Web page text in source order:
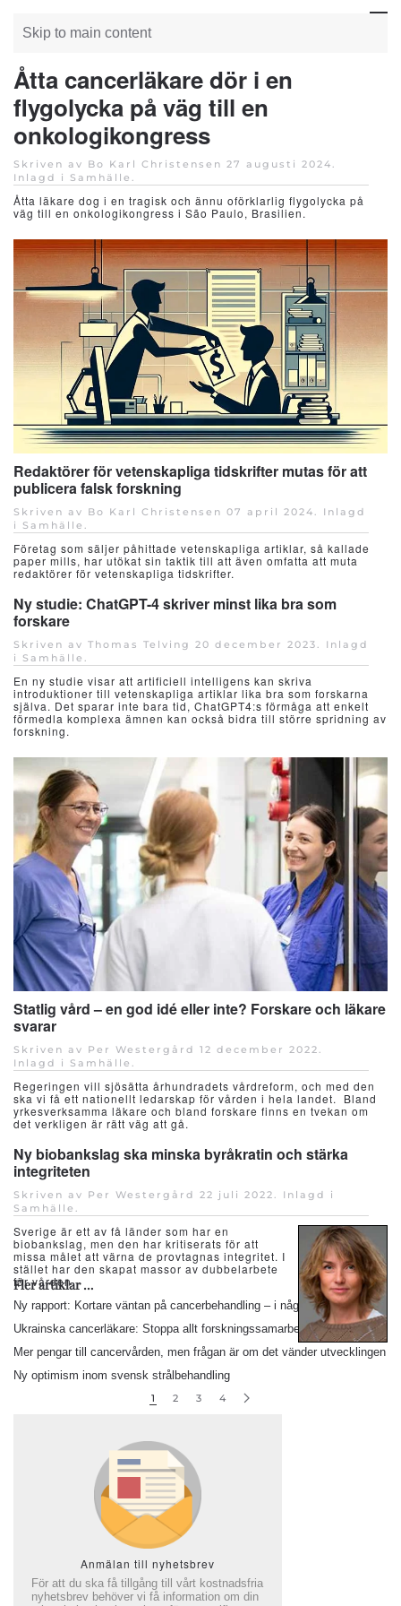
Skip to main content
Åtta cancerläkare dör i en
flygolycka på väg till en
onkologikongress
Skriven av Bo Karl Christensen 27 augusti 2024.
Inlagd i Samhälle .
Åtta läkare dog i en tragisk och ännu oförklarlig flygolycka på
väg till en onkologikongress i São Paulo, Brasilien.
Redaktörer för vetenskapliga tidskrifter mutas för att
publicera falsk forskning
Skriven av Bo Karl Christensen 07 april 2024
. Inlagd
i Samhälle
Företag som säljer påhittade vetenskapliga artiklar, så kallade
paper mills, har utökat sin taktik till att även omfatta att muta
redaktörer för vetenskapliga tidskrifter.
Ny studie: ChatGPT-4 skriver minst lika bra som
forskare
Skriven av Thomas Telving 20 december 2023
. Inlagd
i Samhälle
En ny studie visar att artificiell intelligens kan skriva
introduktioner till vetenskapliga artiklar lika bra som forskarna
själva. Det sparar inte bara tid, ChatGPT4:s förmåga att enkelt
förmedla komplexa ämnen kan också bidra till större spridning av
forskning.
Statlig vård – en god idé eller inte? Forskare och läkare
svarar
Skriven av Per Westergård 12 december 2022.
Inlagd i Samhälle .
Regeringen vill sjösätta århundradets vårdreform, och med den
ska vi få ett nationellt ledarskap för vården i hela landet. Bland
yrkesverksamma läkare och bland forskare finns en tvekan om
det verkligen är rätt väg att gå.
Ny biobankslag ska minska byråkratin och stärka
integriteten
Skriven av Per Westergård 22 juli 2022. Inlagd i
Samhälle .
Sverige är ett av få länder som har en
biobankslag, men den har kritiserats för att
missa målet att värna de provtagnas integritet. I
stället har den skapat massor av dubbelarbete
för vården.
Fler artiklar …
Ny rapport: Kortare väntan på cancerbehandling – i några regioner
Ukrainska cancerläkare: Stoppa allt forskningssamarbete med Ryssland
Mer pengar till cancervården, men frågan är om det vänder utvecklingen
Ny optimism inom svensk strålbehandling
1 2 3 4
Anmälan till nyhetsbrev
För att du ska få tillgång till vårt kostnadsfria
nyhetsbrev behöver vi få information om din